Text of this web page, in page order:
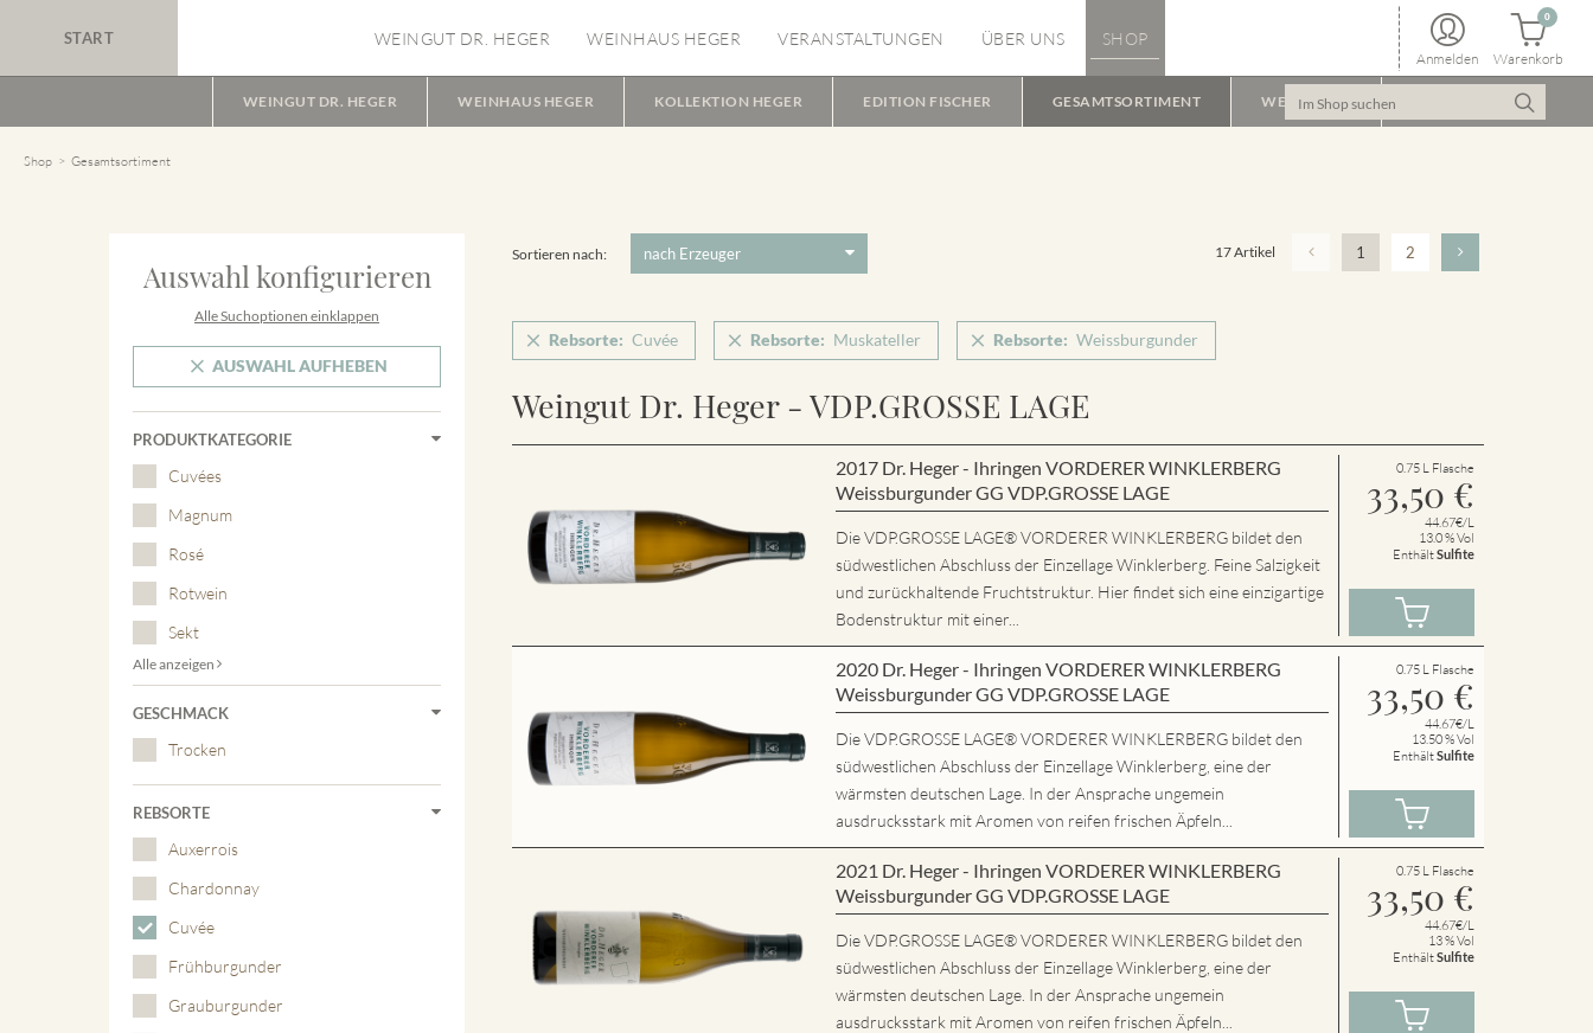
START WEINGUT DR. HEGER WEINHAUS HEGER VERANSTALTUNGEN ÜBER UNS SHOP
Anmelden Warenkorb
0
WEINGUT DR. HEGER WEINHAUS HEGER KOLLEKTION HEGER EDITION FISCHER GESAMTSORTIMENT WEINPAKET
Shop Gesamtsortiment
Auswahl konfigurieren
Alle Suchoptionen einklappen
AUSWAHL AUFHEBEN
PRODUKTKATEGORIE
Cuvées
Magnum
Rosé
Rotwein
Sekt
Alle anzeigen
GESCHMACK
Trocken
REBSORTE
Auxerrois
Chardonnay
Cuvée
Frühburgunder
Grauburgunder
Sortieren nach: 17 Artikel 1 2
Rebsorte: Cuvée Rebsorte: Muskateller Rebsorte: Weissburgunder
Weingut Dr. Heger - VDP.GROSSE LAGE
2017 Dr. Heger - Ihringen VORDERER WINKLERBERG
Weissburgunder GG VDP.GROSSE LAGE
Die VDP.GROSSE LAGE® VORDERER WINKLERBERG bildet den
südwestlichen Abschluss der Einzellage Winklerberg. Feine Salzigkeit
und zurückhaltende Fruchtstruktur. Hier findet sich eine einzigartige
Bodenstruktur mit einer...
0.75 L Flasche
33,50 €
44.67€/L
13.0 % Vol
EnthältSulfite
2020 Dr. Heger - Ihringen VORDERER WINKLERBERG
Weissburgunder GG VDP.GROSSE LAGE
Die VDP.GROSSE LAGE® VORDERER WINKLERBERG bildet den
südwestlichen Abschluss der Einzellage Winklerberg, eine der
wärmsten deutschen Lage. In der Ansprache ungemein
ausdrucksstark mit Aromen von reifen frischen Äpfeln...
0.75 L Flasche
33,50 €
44.67€/L
13.50 % Vol
EnthältSulfite
2021 Dr. Heger - Ihringen VORDERER WINKLERBERG
Weissburgunder GG VDP.GROSSE LAGE
Die VDP.GROSSE LAGE® VORDERER WINKLERBERG bildet den
südwestlichen Abschluss der Einzellage Winklerberg, eine der
wärmsten deutschen Lage. In der Ansprache ungemein
ausdrucksstark mit Aromen von reifen frischen Äpfeln...
0.75 L Flasche
33,50 €
44.67€/L
13 % Vol
EnthältSulfite